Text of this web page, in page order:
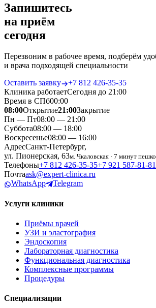
Запишитесь
на приём
сегодня
Перезвоним в рабочее время, подберём
и врача подходящей специальности
Оставить заявку
+7 812 426‑35‑35
Клиника работаетСегодня до 21:00
Время в СПб00:00
08:00Открытие21:00Закрытие
Пн — Пт08:00 — 21:00
Суббота08:00 — 18:00
Воскресенье08:00 — 16:00
АдресСанкт-Петербург,
ул. Пионерская, 63м. Чкаловская · 7 минут
Телефоны+7 812 426‑35‑35+7 921 587‑81‑81
Почтаask@expert-clinica.ru
WhatsApp
Telegram
Услуги клиники
Приёмы врачей
УЗИ и эластография
Эндоскопия
Лабораторная диагностика
Функциональная диагностика
Комплексные программы
Процедуры
Специализации